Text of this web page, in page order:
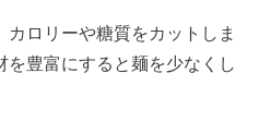
ロリーや糖質をカットしま
を豊富にすると麺を少なくし